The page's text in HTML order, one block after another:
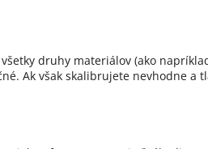
druhy materiálov (ako
Ak však skalibrujete nevhodne a